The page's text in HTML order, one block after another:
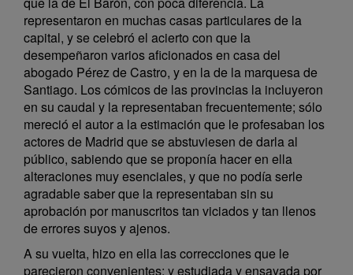
representaron en muchas casas particulares de la
capital, y se celebró el acierto con que la
desempeñaron varios aficionados en casa del
abogado Pérez de Castro, y en la de la marquesa de
Santiago. Los cómicos de las provincias la incluyeron
en su caudal y la representaban frecuentemente; sólo
mereció el autor a la estimación que le profesaban los
actores de Madrid que se abstuviesen de darla al
público, sabiendo que se proponía hacer en ella
alteraciones muy esenciales, y que no podía serle
agradable saber que la representaban sin su
aprobación por manuscritos tan viciados y tan llenos
de errores suyos y ajenos.
A su vuelta, hizo en ella las correcciones que le
parecieron convenientes; y estudiada y ensayada por